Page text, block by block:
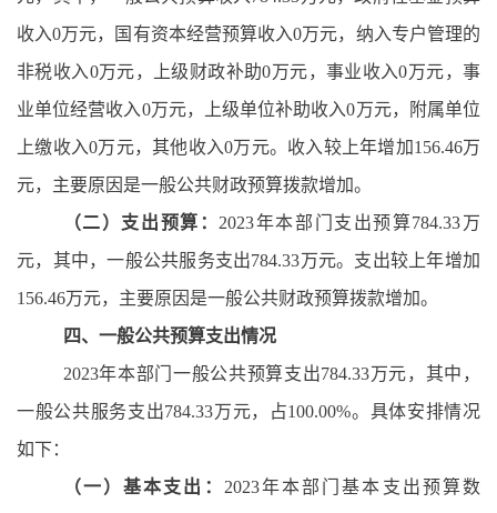
收入0万元，国有资本经营预算收入0万元，纳入专户管理的
非税收入0万元，上级财政补助0万元，事业收入0万元，事
业单位经营收入0万元，上级单位补助收入0万元，附属单位
上缴收入0万元，其他收入0万元。收入较上年增加156.46万
元，主要原因是一般公共财政预算拨款增加。
（二）支出预算： 2023年本部门支出预算784.33万
元，其中，一般公共服务支出784.33万元。支出较上年增加
156.46万元，主要原因是一般公共财政预算拨款增加。
四、一般公共预算支出情况
2023年本部门一般公共预算支出784.33万元，其中，
一般公共服务支出784.33万元，占100.00%。具体安排情况
如下：
（一）基本支出： 2023年本部门基本支出预算数